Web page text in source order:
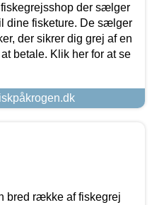
der sælger
dine fisketure. De sælger
der sikrer dig grej af en
betale. Klik her for at se
bred række af fiskegrej